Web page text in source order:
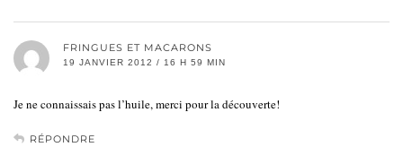
FRINGUES ET MACARONS
19 JANVIER 2012 / 16 H 59 MIN
Je ne connaissais pas l’huile, merci pour la découverte!
RÉPONDRE